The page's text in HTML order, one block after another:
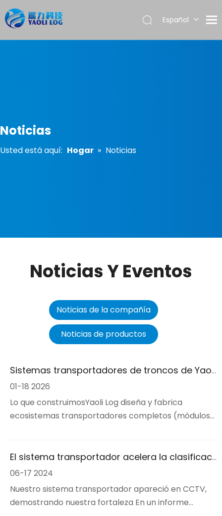
Español
Noticias
Usted está aquí: Hogar » Noticias
Noticias Y Eventos
Noticias de la compañía
Noticias de productos
Sistemas transportadores de troncos de Yaoli: muévase más, muévase más silenciosamente, muévase más inteligentemente
01-18 2026
Lo que construimosYaoli Log diseña y fabrica
ecosistemas transportadores completos (módulos
el embalaje y el envío en un circuito cerrado. Cada
motor, rodillo y cinta está construido sobre una
paleta de velocidades de 15-125 m/min y 40
El sistema transportador acelera la clasificación inteligente y la entrega urgente gana 'impulso'
06-17 2024
Nuestro sistema transportador apareció en CCTV,
demostrando nuestra fortaleza En un informe